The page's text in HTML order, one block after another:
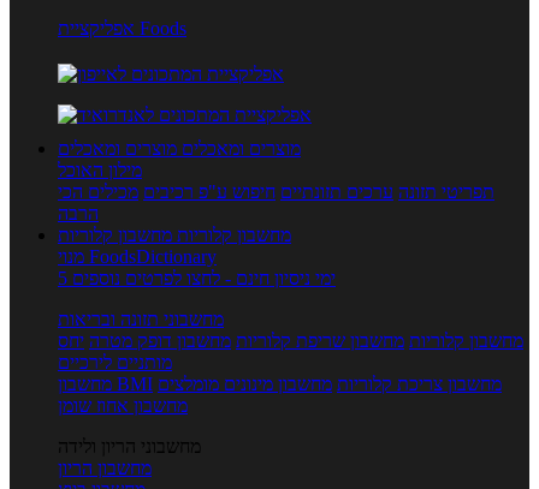
אפליקציית Foods
מוצרים ומאכלים מוצרים ומאכלים
מילון האוכל
תפריטי תזונה ערכים תזונתיים חיפוש ע"פ רכיבים מכילים הכי
הרבה
מחשבון קלוריות מחשבון קלוריות
מנוי FoodsDictionary
5 ימי ניסיון חינם - לחצו לפרטים נוספים
מחשבוני תזונה ובריאות
מחשבון קלוריות מחשבון שריפת קלוריות מחשבון דופק מטרה יחס
מותניים לירכיים
מחשבון BMI
מחשבון צריכת קלוריות מחשבון מינונים מומלצים
מחשבון אחוז שומן
מחשבוני הריון ולידה
מחשבון הריון